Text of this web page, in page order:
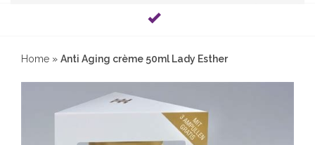
Home » Anti Aging crème 50ml Lady Esther